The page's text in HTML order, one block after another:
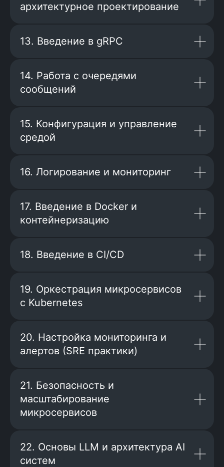
архитектурное проектирование
13. Введение в gRPC
14. Работа с очередями
сообщений
15. Конфигурация и управление
средой
16. Логирование и мониторинг
17. Введение в Docker и
контейнеризацию
18. Введение в CI/CD
19. Оркестрация микросервисов
с Kubernetes
20. Настройка мониторинга и
алертов (SRE практики)
21. Безопасность и
масштабирование
микросервисов
22. Основы LLM и архитектура AI
систем
Как не потерять контроль, когда AI
пишет 80% вашего кода
рублей
240 000
Группа до 40 человек